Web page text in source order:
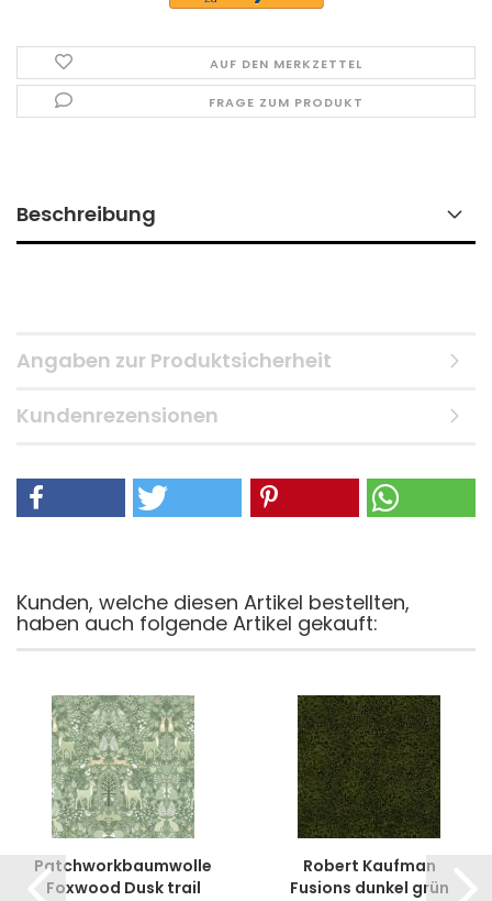
AUF DEN MERKZETTEL
FRAGE ZUM PRODUKT
Beschreibung
Angaben zur Produktsicherheit
Kundenrezensionen
Kunden, welche diesen Artikel bestellten,
haben auch folgende Artikel gekauft:
Patchworkbaumwolle
Foxwood Dusk trail
Robert Kaufman
Fusions dunkel grün